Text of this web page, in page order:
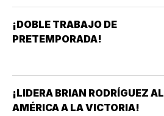
¡DOBLE TRABAJO DE
PRETEMPORADA!
¡LIDERA BRIAN RODRÍGUEZ AL
AMÉRICA A LA VICTORIA!